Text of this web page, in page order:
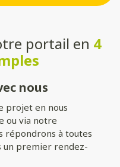
convient au mieux à votre
avec une ouverture
au sol, il assure un
épurée.
portail en 4
nous
projet en nous
ou via notre
répondrons à toutes
un premier rendez-